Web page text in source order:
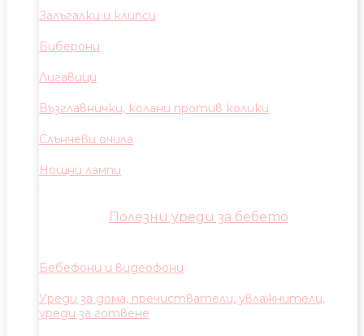
Залъгалки и клипси
Биберони
Лигавици
Възглавнички, колани против колики
Слънчеви очила
Нощни лампи
Полезни уреди за бебето
Бебефони и видеофони
Уреди за дома, пречистватели, увлажнители,
уреди за готвене